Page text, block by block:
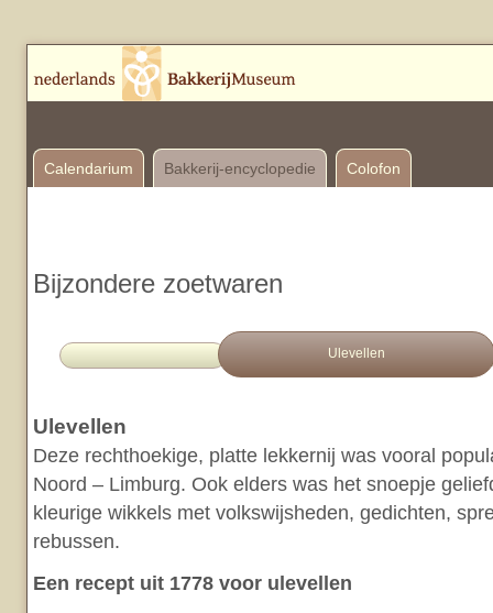
Calendarium Bakkerij-encyclopedie Colofon
Bijzondere zoetwaren
Ulevellen
Ulevellen
Deze rechthoekige, platte lekkernij was vooral
Noord – Limburg. Ook elders was het snoepje
kleurige wikkels met volkswijsheden, gedichten,
rebussen.
Een recept uit 1778 voor ulevellen